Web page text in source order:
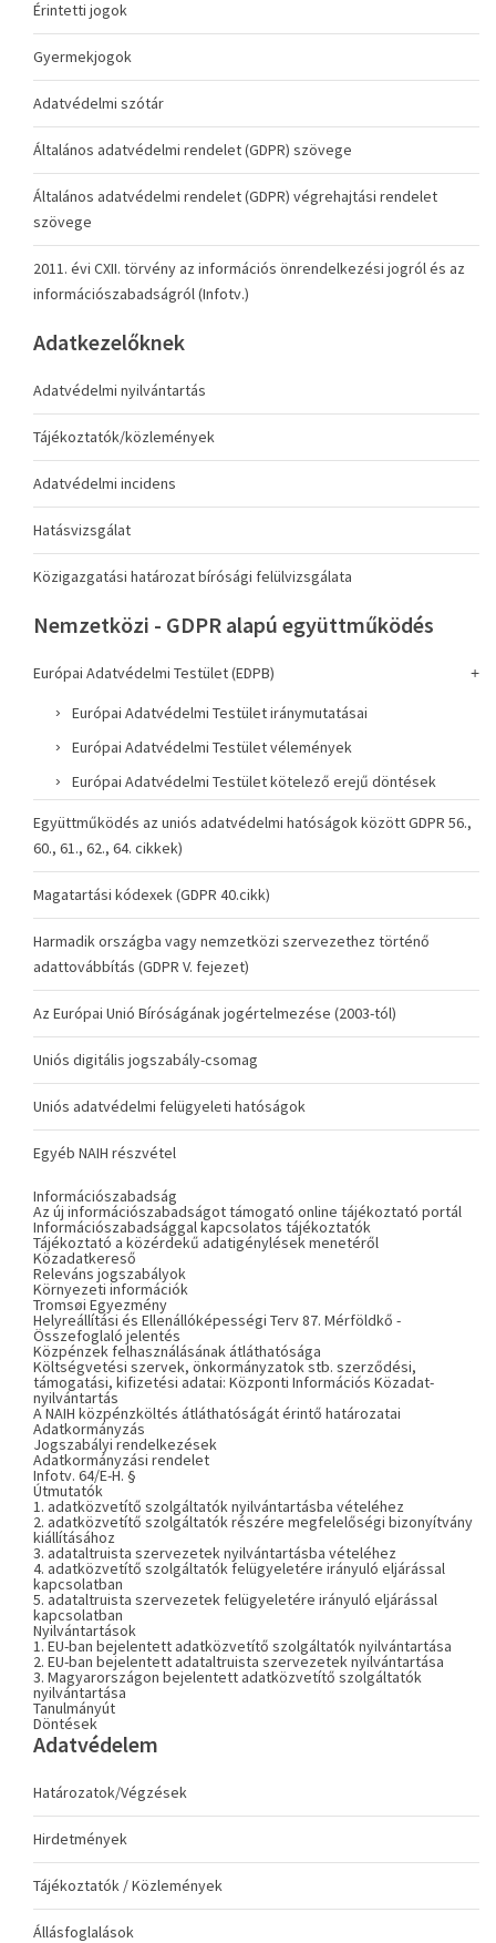
Érintetti jogok
Gyermekjogok
Adatvédelmi szótár
Általános adatvédelmi rendelet (GDPR) szövege
Általános adatvédelmi rendelet (GDPR) végrehajtási rendelet
szövege
2011. évi CXII. törvény az információs önrendelkezési jogról és az
információszabadságról (Infotv.)
Adatkezelőknek
Adatvédelmi nyilvántartás
Tájékoztatók/közlemények
Adatvédelmi incidens
Hatásvizsgálat
Közigazgatási határozat bírósági felülvizsgálata
Nemzetközi - GDPR alapú együttműködés
Európai Adatvédelmi Testület (EDPB)
Európai Adatvédelmi Testület iránymutatásai
Európai Adatvédelmi Testület vélemények
Európai Adatvédelmi Testület kötelező erejű döntések
Együttműködés az uniós adatvédelmi hatóságok között GDPR 56.,
60., 61., 62., 64. cikkek)
Magatartási kódexek (GDPR 40.cikk)
Harmadik országba vagy nemzetközi szervezethez történő
adattovábbítás (GDPR V. fejezet)
Az Európai Unió Bíróságának jogértelmezése (2003-tól)
Uniós digitális jogszabály-csomag
Uniós adatvédelmi felügyeleti hatóságok
Egyéb NAIH részvétel
Információszabadság
Az új információszabadságot támogató online tájékoztató portál
Információszabadsággal kapcsolatos tájékoztatók
Tájékoztató a közérdekű adatigénylések menetéről
Közadatkereső
Releváns jogszabályok
Környezeti információk
Tromsøi Egyezmény
Helyreállítási és Ellenállóképességi Terv 87. Mérföldkő -
Összefoglaló jelentés
Közpénzek felhasználásának átláthatósága
Költségvetési szervek, önkormányzatok stb. szerződési,
támogatási, kifizetési adatai: Központi Információs Közadat-
nyilvántartás
A NAIH közpénzköltés átláthatóságát érintő határozatai
Adatkormányzás
Jogszabályi rendelkezések
Adatkormányzási rendelet
Infotv. 64/E-H. §
Útmutatók
1. adatközvetítő szolgáltatók nyilvántartásba vételéhez
2. adatközvetítő szolgáltatók részére megfelelőségi bizonyítvány
kiállításához
3. adataltruista szervezetek nyilvántartásba vételéhez
4. adatközvetítő szolgáltatók felügyeletére irányuló eljárással
kapcsolatban
5. adataltruista szervezetek felügyeletére irányuló eljárással
kapcsolatban
Nyilvántartások
1. EU-ban bejelentett adatközvetítő szolgáltatók nyilvántartása
2. EU-ban bejelentett adataltruista szervezetek nyilvántartása
3. Magyarországon bejelentett adatközvetítő szolgáltatók
nyilvántartása
Tanulmányút
Döntések
Adatvédelem
Határozatok/Végzések
Hirdetmények
Tájékoztatók / Közlemények
Állásfoglalások